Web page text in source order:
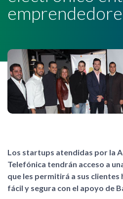
Los startups atendidas por la
Telefónica tendrán acceso a
que les permitirá a sus clientes
fácil y segura con el apoyo de